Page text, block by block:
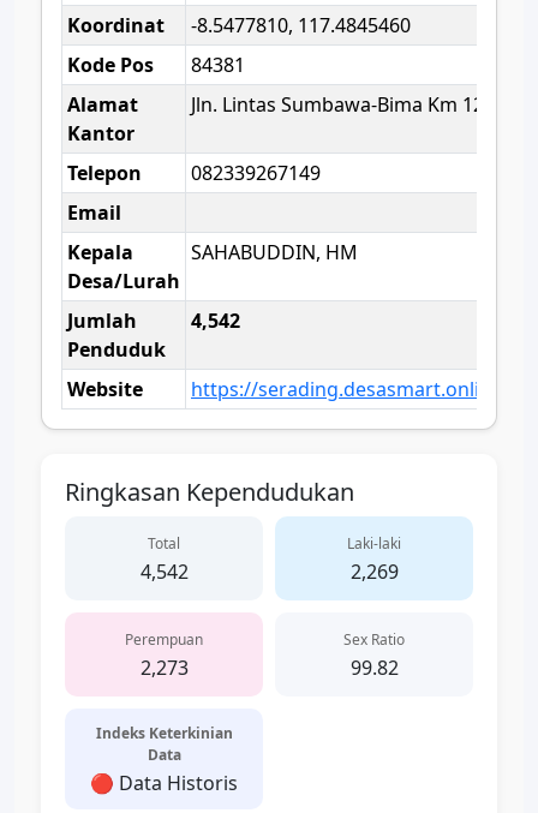
Koordinat
-8.5477810, 117.4845460
Kode Pos
84381
Alamat
Kantor
Jln. Lintas Sumbawa-Bima Km 12
Telepon
082339267149
Email
Kepala
Desa/Lurah
SAHABUDDIN, HM
Jumlah
Penduduk
4,542
Website https://serading.desasmart.online/
Ringkasan Kependudukan
Total
4,542
Laki-laki
2,269
Perempuan
2,273
Sex Ratio
99.82
Indeks Keterkinian
Data
🔴 Data Historis